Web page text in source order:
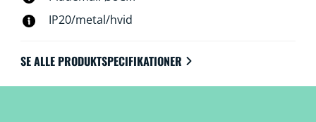
IP20/metal/hvid
SE ALLE PRODUKTSPECIFIKATIONER